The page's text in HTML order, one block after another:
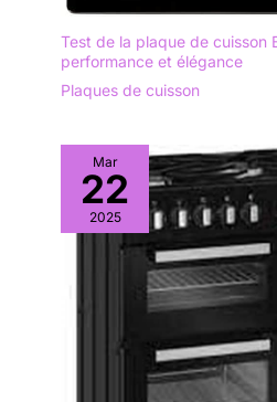
Test de la plaque de cuisson
performance et élégance
Plaques de cuisson
Mar
22
2025